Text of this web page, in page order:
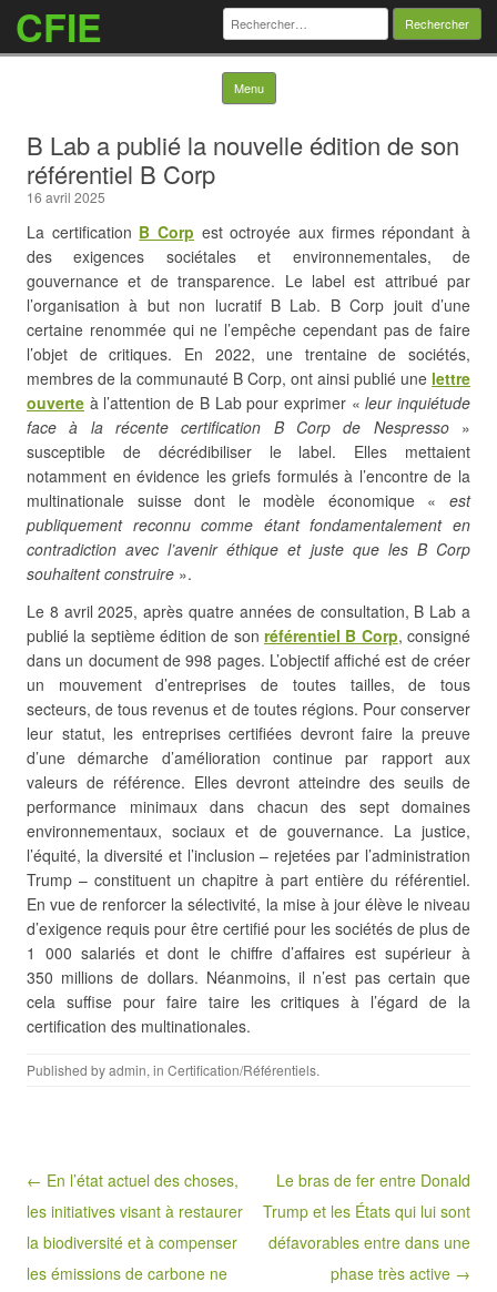
CFIE Rechercher :
Menu Skip to content
B Lab a publié la nouvelle édition de son
référentiel B Corp
16 avril 2025
La certification B Corp est octroyée aux firmes répondant à
des exigences sociétales et environnementales, de
gouvernance et de transparence. Le label est attribué par
l’organisation à but non lucratif B Lab. B Corp jouit d’une
certaine renommée qui ne l’empêche cependant pas de faire
l’objet decritiques. En 2022, une trentaine de sociétés,
membres de la communauté B Corp, ont ainsi publié une lettre
ouverte à l’attention de B Lab pour exprimer « leur inquiétude
face à la récente certification B Corp de Nespresso »
susceptible de décrédibiliser le label. Elles mettaient
notamment en évidence les griefs formulés à l’encontre de la
multinationale suisse dont le modèle économique « est
publiquement reconnu comme étant fondamentalement en
contradiction avec l’avenir éthique et juste que les B Corp
souhaitent construire ».
Le 8 avril 2025, après quatre années de consultation, B Lab a
publié la septième édition de son référentiel B Corp, consigné
dans un document de 998 pages. L’objectif affiché est de créer
un mouvement d’entreprises de toutes tailles, de tous
secteurs, de tous revenus et de toutes régions. Pour conserver
leur statut, les entreprises certifiées devront faire la preuve
d’une démarche d’amélioration continue par rapport aux
valeurs de référence. Elles devront atteindre des seuils de
performance minimaux dans chacun des sept domaines
environnementaux, sociaux et de gouvernance. La justice,
l’équité, la diversité et l’inclusion – rejetées par l’administration
Trump – constituent un chapitre à part entière du référentiel.
En vue de renforcer la sélectivité, la mise à jour élève le niveau
d’exigence requis pour être certifié pour les sociétés de plus de
1 000 salariés et dont le chiffre d’affaires est supérieur à
350 millions de dollars. Néanmoins, il n’est pas certain que
cela suffise pour faire taire les critiques à l’égard de la
certification des multinationales.
Published byadmin, in Certification/Référentiels.
Post navigation
← En l’état actuel des choses,
les initiatives visant à restaurer
la biodiversité et à compenser
les émissions de carbone ne
Le bras de fer entre Donald
Trump et les États qui lui sont
défavorables entre dans une
phase très active →